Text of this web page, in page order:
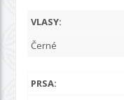
VLASY:
Černé
PRSA: